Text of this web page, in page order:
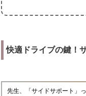
快適ドライブの鍵！
先生、「サイドサポート」